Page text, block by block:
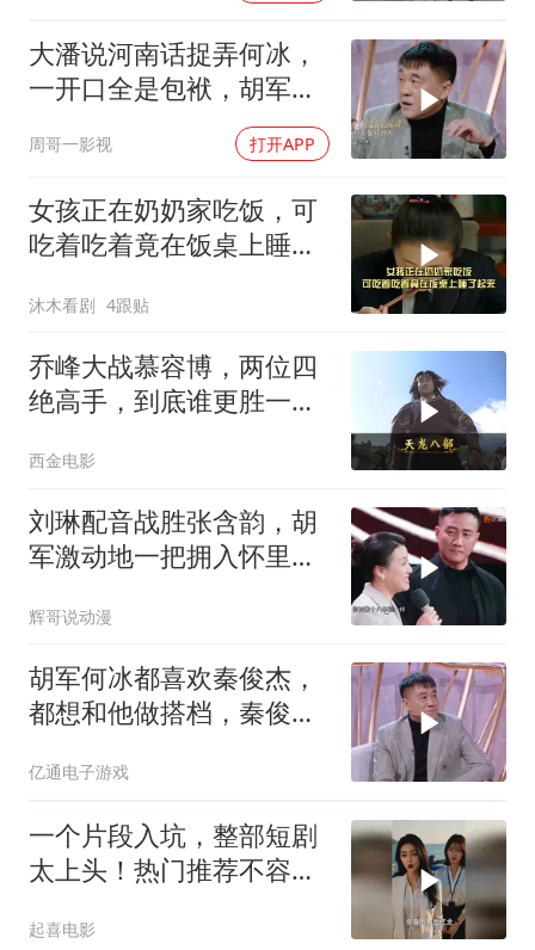
大潘说河南话捉弄何冰，
一开口全是包袱，胡军王
周哥一影视 打开APP
女孩正在奶奶家吃饭，可
吃着吃着竟在饭桌上睡了
沐木看剧 4跟贴
乔峰大战慕容博，两位四
绝高手，到底谁更胜一
西金电影
刘琳配音战胜张含韵，胡
军激动地一把拥入怀里，
辉哥说动漫
胡军何冰都喜欢秦俊杰，
都想和他做搭档，秦俊杰
亿通电子游戏
一个片段入坑，整部短剧
太上头！热门推荐不容错
起喜电影